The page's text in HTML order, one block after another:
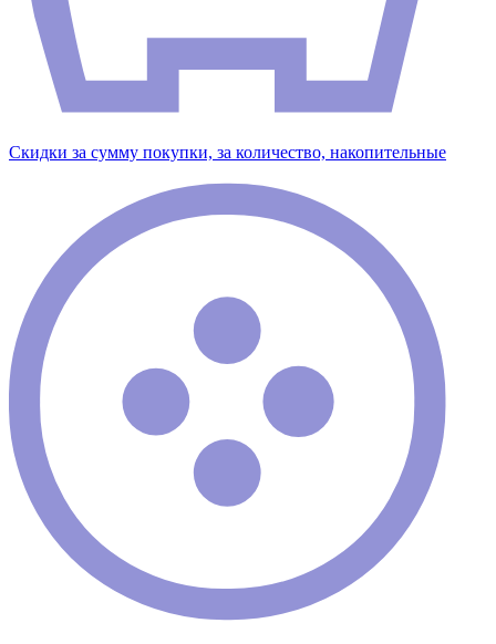
Скидки за сумму покупки, за количество, накопительные